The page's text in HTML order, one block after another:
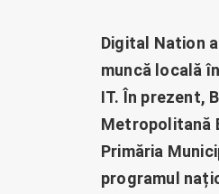
Digital Nation
muncă locală
IT. În prezent,
Metropolitană
Primăria
programul